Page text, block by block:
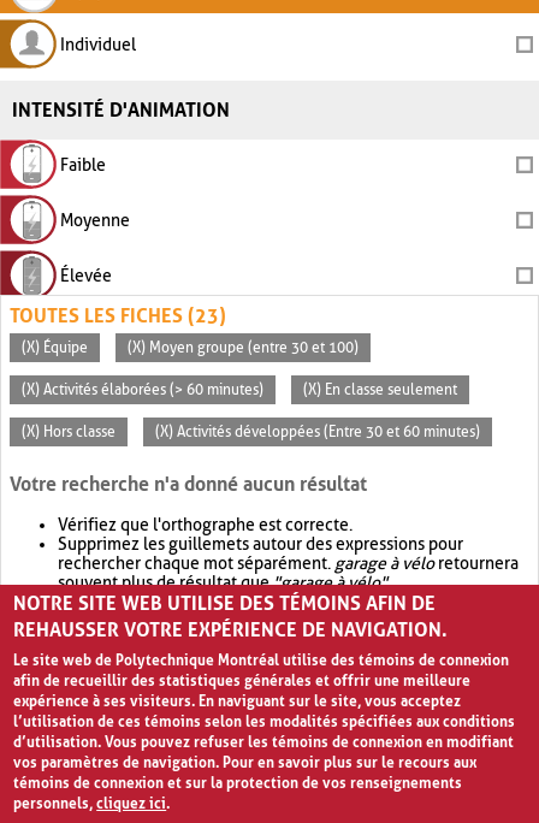
Individuel
INTENSITÉ D'ANIMATION
Faible
Moyenne
Élevée
TOUTES LES FICHES (23)
(X) Équipe (X) Moyen groupe (entre 30 et 100)
(X) Activités élaborées (> 60 minutes) (X) En classe seulement
(X) Hors classe (X) Activités développées (Entre 30 et 60 minutes)
Votre recherche n'a donné aucun résultat
Vérifiez que l'orthographe est correcte.
Supprimez les guillemets autour des expressions pour
rechercher chaque mot séparément. garage à véloretournera
souvent plus de résultat que"garage à vélo".
Envisagez d'élargir votre recherche avec OR.garage OR vélo
retournera souvent plus de résultat quegarage à vélo
NOTRE SITE WEB UTILISE DES TÉMOINS AFIN DE
REHAUSSER VOTRE EXPÉRIENCE DE NAVIGATION.
Le site web de Polytechnique Montréal utilise des témoins de connexion
afin de recueillir des statistiques générales et offrir une meilleure
expérience à ses visiteurs. En naviguant sur le site, vous acceptez
l’utilisation de ces témoins selon les modalités spécifiées aux conditions
d’utilisation. Vous pouvez refuser les témoins de connexion en modifiant
vos paramètres de navigation. Pour en savoir plus sur le recours aux
témoins de connexion et sur la protection de vos renseignements
personnels,cliquez ici.